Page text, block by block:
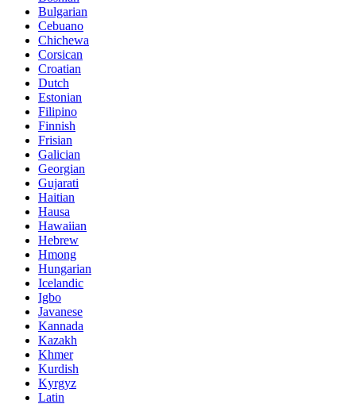
Bulgarian
Cebuano
Chichewa
Corsican
Croatian
Dutch
Estonian
Filipino
Finnish
Frisian
Galician
Georgian
Gujarati
Haitian
Hausa
Hawaiian
Hebrew
Hmong
Hungarian
Icelandic
Igbo
Javanese
Kannada
Kazakh
Khmer
Kurdish
Kyrgyz
Latin